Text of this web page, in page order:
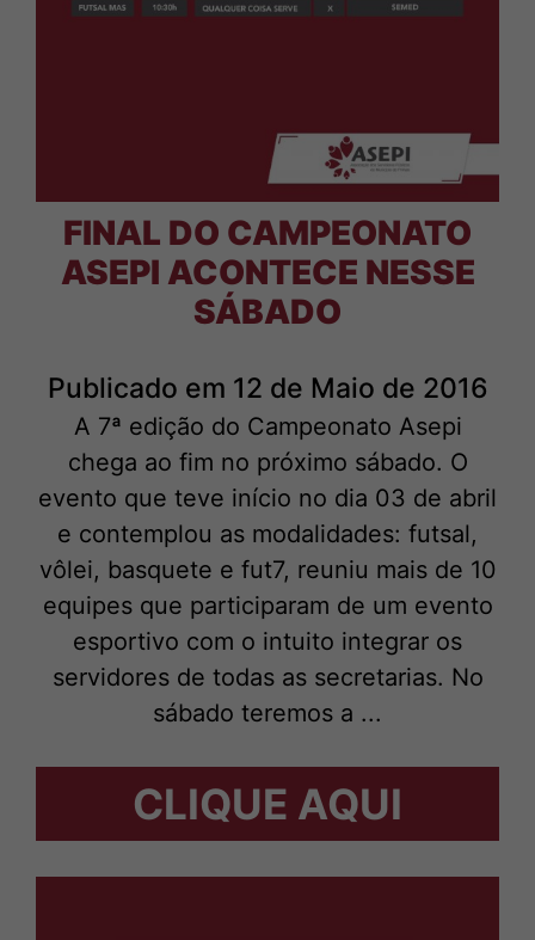
FINAL DO CAMPEONATO
ASEPI ACONTECE NESSE
SÁBADO
Publicado em 12 de Maio de 2016
A 7ª edição do Campeonato Asepi
chega ao fim no próximo sábado. O
evento que teve início no dia 03 de abril
e contemplou as modalidades: futsal,
vôlei, basquete e fut7, reuniu mais de 10
equipes que participaram de um evento
esportivo com o intuito integrar os
servidores de todas as secretarias. No
sábado teremos a ...
CLIQUE AQUI